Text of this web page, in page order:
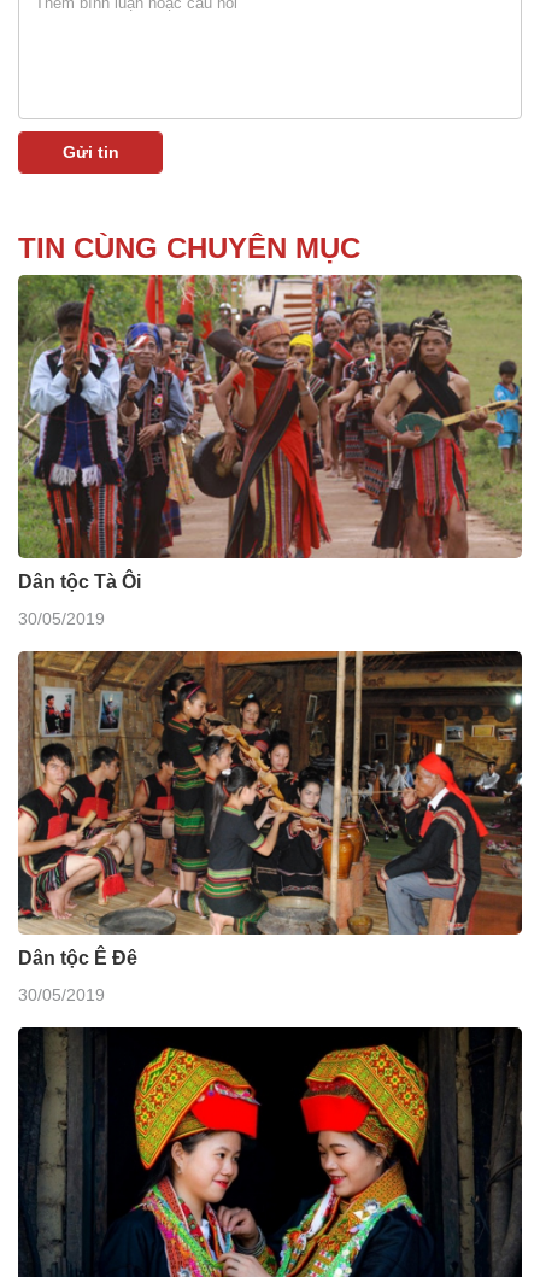
TIN CÙNG CHUYÊN MỤC
Dân tộc Tà Ôi
30/05/2019
Dân tộc Ê Đê
30/05/2019